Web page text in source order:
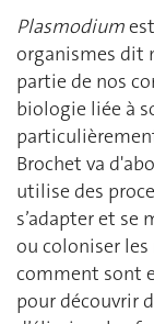
Plasmodium
organismes dit
partie de nos
biologie liée à
Brochet va
utilise des
s’adapter et
ou coloniser
comment sont
pour découvrir